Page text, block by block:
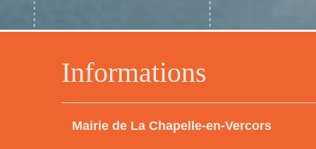
Informations
Mairie de La Chapelle-en-Vercors